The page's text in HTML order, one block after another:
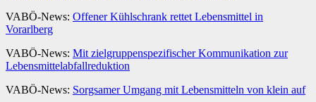
VABÖ-News: Offener Kühlschrank rettet Lebensmittel in
Vorarlberg
VABÖ-News: Mit zielgruppenspezifischer Kommunikation zur
Lebensmittelabfallreduktion
VABÖ-News: Sorgsamer Umgang mit Lebensmitteln von klein auf